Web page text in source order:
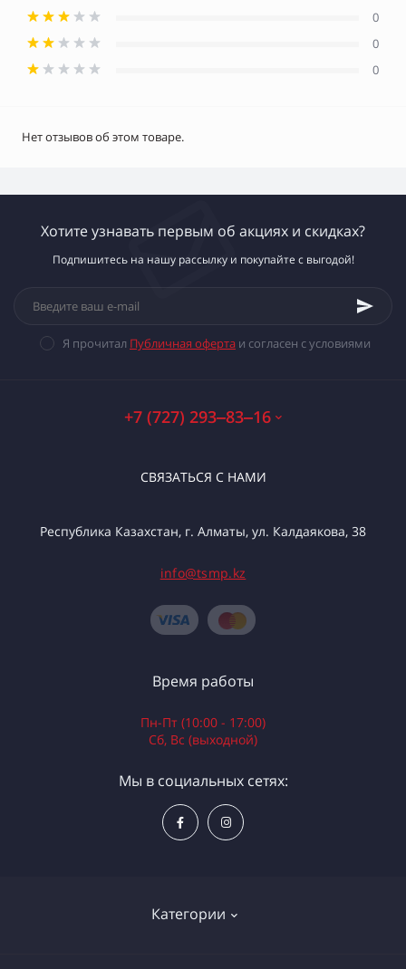
0
0
0
Нет отзывов об этом товаре.
Хотите узнавать первым об акциях и скидках?
Подпишитесь на нашу рассылку и покупайте с выгодой!
Я прочитал Публичная оферта и согласен с условиями
+7 (727) 293‒83‒16
СВЯЗАТЬСЯ С НАМИ
Республика Казахстан, г. Алматы, ул. Калдаякова, 38
info@tsmp.kz
Категории
Время работы
Пн-Пт (10:00 - 17:00)
Сб, Вс (выходной)
Мы в социальных сетях: